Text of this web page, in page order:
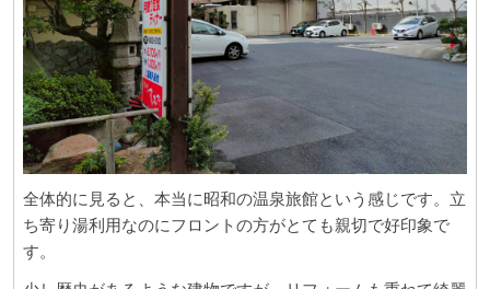
全体的に見ると、本当に昭和の温泉旅館という感じです。立
ち寄り湯利用なのにフロントの方がとても親切で好印象で
す。